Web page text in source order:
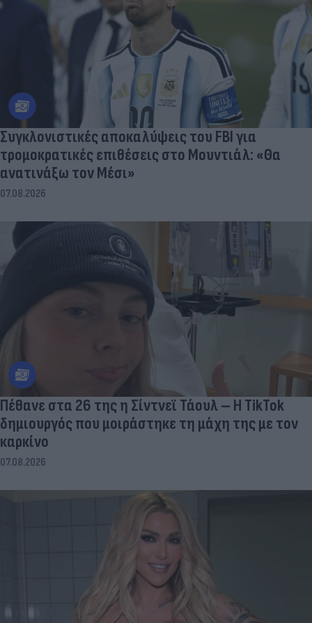
Συγκλονιστικές αποκαλύψεις του FBI για
τρομοκρατικές επιθέσεις στο Μουντιάλ: «Θα
ανατινάξω τον Μέσι»
07.08.2026
Πέθανε στα 26 της η Σίντνεϊ Τάουλ – Η TikTok
δημιουργός που μοιράστηκε τη μάχη της με τον
καρκίνο
07.08.2026